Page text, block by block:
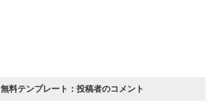
無料テンプレート：投稿者のコメント